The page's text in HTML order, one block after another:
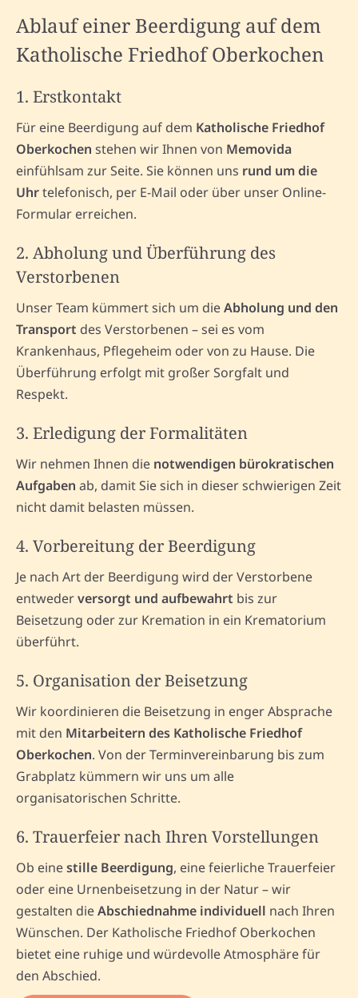
Ablauf einer Beerdigung auf dem
Katholische Friedhof Oberkochen
1. Erstkontakt
Für eine Beerdigung auf dem Katholische Friedhof
Oberkochen stehen wir Ihnen von Memovida
einfühlsam zur Seite. Sie können uns rund um die
Uhrtelefonisch, per E-Mail oder über unser Online-
Formular erreichen.
2. Abholung und Überführung des
Verstorbenen
Unser Team kümmert sich um dieAbholung und den
Transport des Verstorbenen – sei es vom
Krankenhaus, Pflegeheim oder von zu Hause. Die
Überführung erfolgt mit großer Sorgfalt und
Respekt.
3. Erledigung der Formalitäten
Wir nehmen Ihnen die notwendigen bürokratischen
Aufgaben ab, damit Sie sich in dieser schwierigen Zeit
nicht damit belasten müssen.
4. Vorbereitung der Beerdigung
Je nach Art der Beerdigung wird der Verstorbene
entwederversorgt und aufbewahrt bis zur
Beisetzung oder zur Kremation in ein Krematorium
überführt.
5. Organisation der Beisetzung
Wir koordinieren die Beisetzung in enger Absprache
mit den Mitarbeitern des Katholische Friedhof
Oberkochen. Von der Terminvereinbarung bis zum
Grabplatz kümmern wir uns um alle
organisatorischen Schritte.
6. Trauerfeier nach Ihren Vorstellungen
Ob einestille Beerdigung, eine feierliche Trauerfeier
oder eine Urnenbeisetzung in der Natur – wir
gestalten dieAbschiednahme individuell nach Ihren
Wünschen. Der Katholische Friedhof Oberkochen
bietet eine ruhige und würdevolle Atmosphäre für
den Abschied.